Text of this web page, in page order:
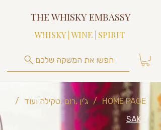
THE WHISKY EMBASSY
חפשו את המשקה שלכם
HOME PAGE
/ ג'ין ,רום ,טקילה ועוד
/
SAKE